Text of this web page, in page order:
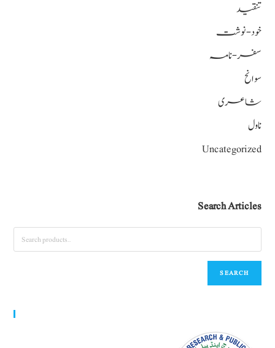
تنقید
خود-نوشت
سفر-نامہ
سوانح
شاعری
ناول
Uncategorized
Search Articles
SEARCH